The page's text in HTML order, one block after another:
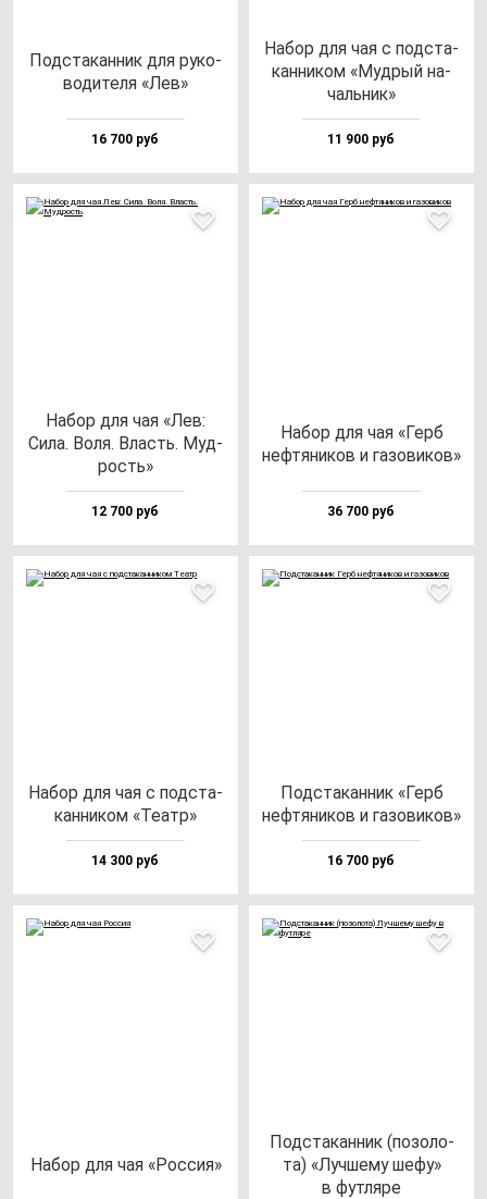
Под­ста­кан­ник для ру­ко­
во­ди­те­ля «Лев»
16 700 руб
Набор для чая с под­ста­
кан­ни­ком «Муд­рый на­
чаль­ник»
11 900 руб
Набор для чая «Лев:
Сила. Воля. Власть. Муд­
рость»
12 700 руб
Набор для чая «Герб
неф­тя­ни­ков и га­зо­ви­ков»
36 700 руб
Набор для чая с под­ста­
кан­ни­ком «Театр»
14 300 руб
Под­ста­кан­ник «Герб
неф­тя­ни­ков и га­зо­ви­ков»
16 700 руб
Набор для чая «Рос­сия»
Под­ста­кан­ник (по­зо­ло­
та) «Луч­ше­му ше­фу»
в фут­ля­ре